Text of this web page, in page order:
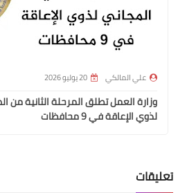
علي المالكي 20 يوليو 2026
وزارة العمل تطلق المرحلة الثانية
لذوي الإعاقة في 9 محافظات
تعليقات